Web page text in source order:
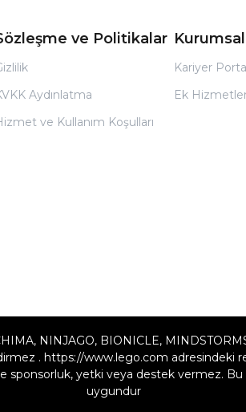
ve Politikalar
Aydınlatma
ve Kullanım Koşulları
Kurumsal
Kariyer
Ek
NINJAGO, BIONICLE,
. https://www.lego.com adresindeki
sponsorluk, yetki veya destek vermez.
uygundur